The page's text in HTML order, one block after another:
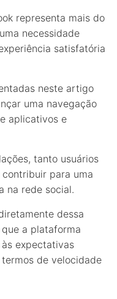
representa mais do
necessidade
satisfatória
neste artigo
uma navegação
aplicativos e
tanto usuários
para uma
na rede social.
dessa
a plataforma
expectativas
de velocidade